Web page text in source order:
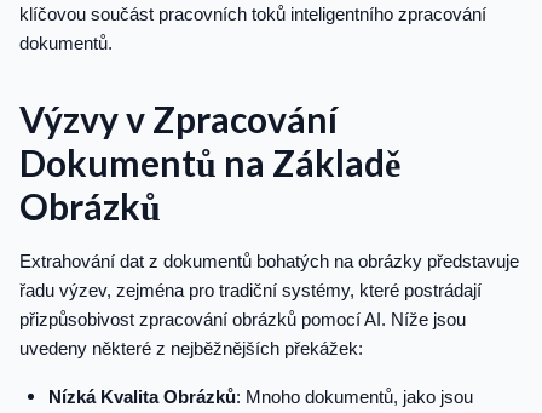
klíčovou součást pracovních toků inteligentního zpracování
dokumentů.
Výzvy v Zpracování
Dokumentů na Základě
Obrázků
Extrahování dat z dokumentů bohatých na obrázky představuje
řadu výzev, zejména pro tradiční systémy, které postrádají
přizpůsobivost zpracování obrázků pomocí AI. Níže jsou
uvedeny některé z nejběžnějších překážek:
Nízká Kvalita Obrázků: Mnoho dokumentů, jako jsou